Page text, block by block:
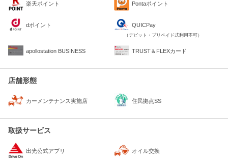
楽天ポイント Pontaポイント
dポイント QUICPay
（デビット・プリペイド式利用不可）
apollostation BUSINESS TRUST＆FLEXカード
店舗形態
カーメンテナンス実施店 住民拠点SS
取扱サービス
出光公式アプリ オイル交換